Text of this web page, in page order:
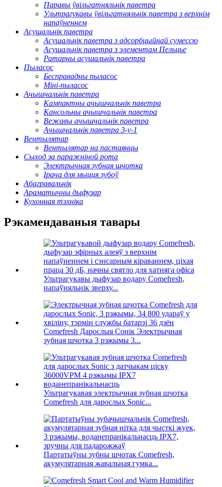
Паравы ўвільгатняльнік паветра
Ультрагукавы ўвільгатняльнік паветра з верхнім
напаўненнем
Асушальнік паветра
Асушальнік паветра з адсорбцыйнай сумессю
Асушальнік паветра з элементам Пельцье
Ратарны асушальнік паветра
Пыласос
Бесправадны пыласос
Міні-пыласос
Ачышчальнік паветра
Кампактны ачышчальнік паветра
Кансольны ачышчальнік паветра
Вежавы ачышчальнік паветра
Ачышчальнік паветра 3-у-1
Вентылятар
Вентылятар на пастаянцы
Сыход за паражніной рота
Электрычная зубная шчотка
Ірача для мыцця зубоў
Абагравальнік
Араматычны дыфузар
Кухонная тэхніка
Рэкамендаваныя тавары
Ультрагукавы дыфузар водару Comefresh,
напаўняльнік зверху...
Comefresh Дарослыя Сонік Электрычная
зубная шчотка 3 рэжымы 3...
Ультрагукавая электрычная зубная шчотка
Comefresh для дарослых Sonic...
Партатыўны зубны шчотак Comefresh,
акумулятарная жавальная гумка...